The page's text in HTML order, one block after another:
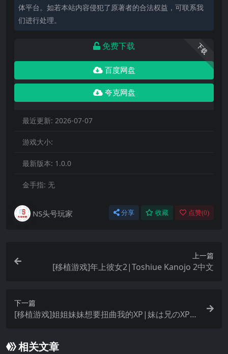
体平台。如若本站内容侵犯了原著者的合法权益，可联系我
们进行处理。
下载
免费下载
百度网盘
夸克网盘
最近更新: 2026-07-07
游戏大小:
最新版本: 1.0.0
金手指: 无
NS头号玩家 分享 收藏 点赞(0)
上一篇
[移植游戏]年上彼女2|Toshiue Kanojo 2中文
下一篇
[移植游戏]姐姐妹妹想要扭曲我的XP|妹は兄のXPを
相关文章